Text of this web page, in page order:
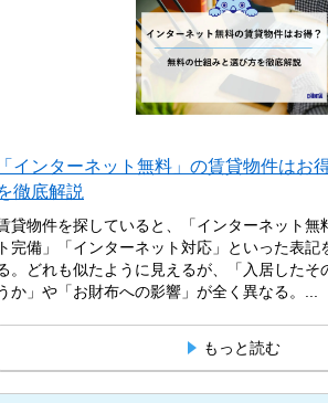
「インターネット無料」の賃貸物件はお
徹底解説
貸物件を探していると、「インターネット無
ト完備」「インターネット対応」といった表記
。どれも似たように見えるが、「入居したそ
か」や「お財布への影響」が全く異なる。...
もっと読む